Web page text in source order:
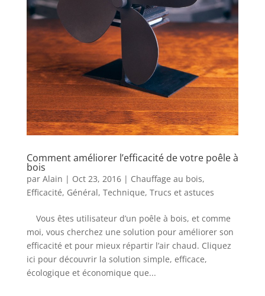
Comment améliorer l’efficacité de votre poêle à
bois
par Alain | Oct 23, 2016| Chauffage au bois,
Efficacité, Général, Technique, Trucs et astuces
Vous êtes utilisateur d’un poêle à bois, et comme
moi, vous cherchez une solution pour améliorer son
efficacité et pour mieux répartir l’air chaud. Cliquez
ici pour découvrir la solution simple, efficace,
écologique et économique que...